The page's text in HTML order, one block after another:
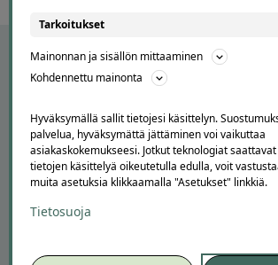
APUA JA NEUVOJA
Tarkoitukset
Mainonnan ja sisällön mittaaminen
Kohdennettu mainonta
Hyväksymällä sallit tietojesi käsittelyn.
palvelua, hyväksymättä jättäminen voi vaikuttaa
asiakaskokemukseesi. Jotkut teknologiat
tietojen käsittelyä oikeutetulla edulla, voit
muita asetuksia klikkaamalla "Asetukset" linkkiä.
Tietosuoja